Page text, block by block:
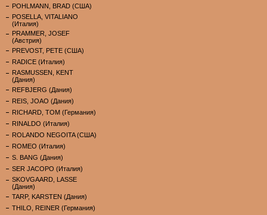
POHLMANN, BRAD (США)
POSELLA, VITALIANO
(Италия)
PRAMMER, JOSEF
(Австрия)
PREVOST, PETE (США)
RADICE (Италия)
RASMUSSEN, KENT
(Дания)
REFBJERG (Дания)
REIS, JOAO (Дания)
RICHARD, TOM (Германия)
RINALDO (Италия)
ROLANDO NEGOITA (США)
ROMEO (Италия)
S. BANG (Дания)
SER JACOPO (Италия)
SKOVGAARD, LASSE
(Дания)
TARP, KARSTEN (Дания)
THILO, REINER (Германия)